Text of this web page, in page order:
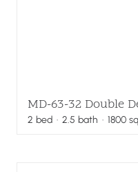
MD-63-32 Double
2 bed · 2.5 bath · 1800